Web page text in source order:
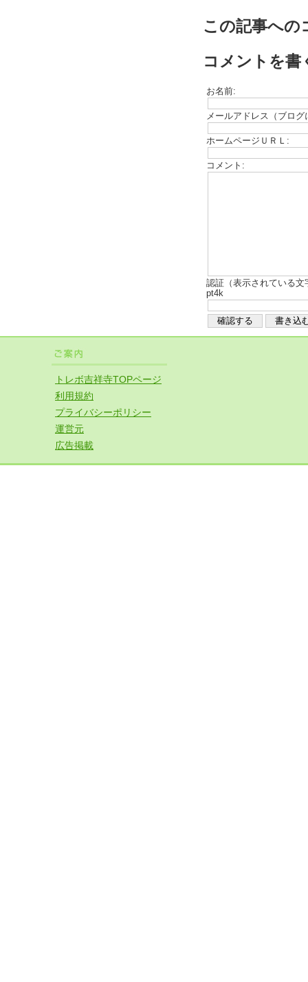
この記事への
コメントを書
お名前:
メールアドレス（ブロ
ホームページＵＲＬ:
コメント:
認証（表示されている
pt4k
トレボ吉祥寺TOPページ
利用規約
プライバシーポリシー
運営元
広告掲載